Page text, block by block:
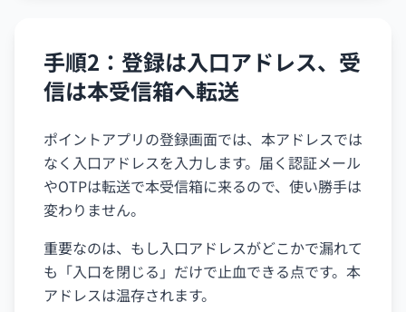
手順2：登録は入口アドレス、受
信は本受信箱へ転送
ポイントアプリの登録画面では、本アドレスでは
なく入口アドレスを入力します。届く認証メール
やOTPは転送で本受信箱に来るので、使い勝手は
変わりません。
重要なのは、もし入口アドレスがどこかで漏れて
も「入口を閉じる」だけで止血できる点です。本
アドレスは温存されます。